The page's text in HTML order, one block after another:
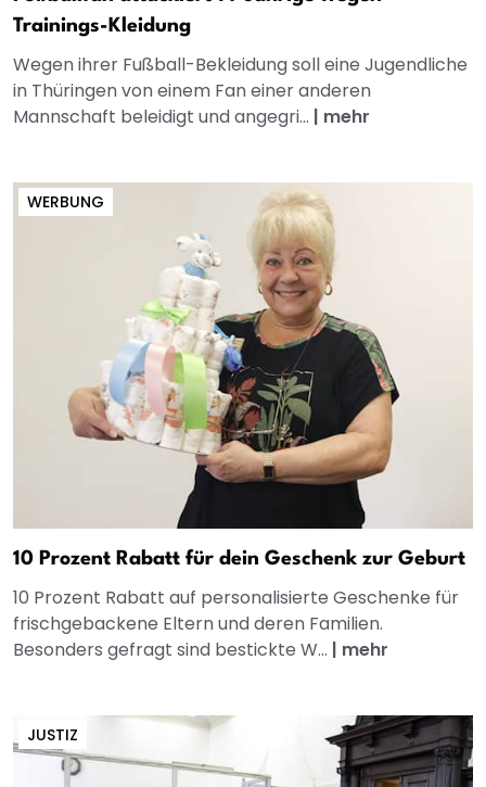
Trainings-Kleidung
Wegen ihrer Fußball-Bekleidung soll eine Jugendliche
in Thüringen von einem Fan einer anderen
Mannschaft beleidigt und angegri... | mehr
WERBUNG
10 Prozent Rabatt für dein Geschenk zur Geburt
10 Prozent Rabatt auf personalisierte Geschenke für
frischgebackene Eltern und deren Familien.
Besonders gefragt sind bestickte W... | mehr
JUSTIZ